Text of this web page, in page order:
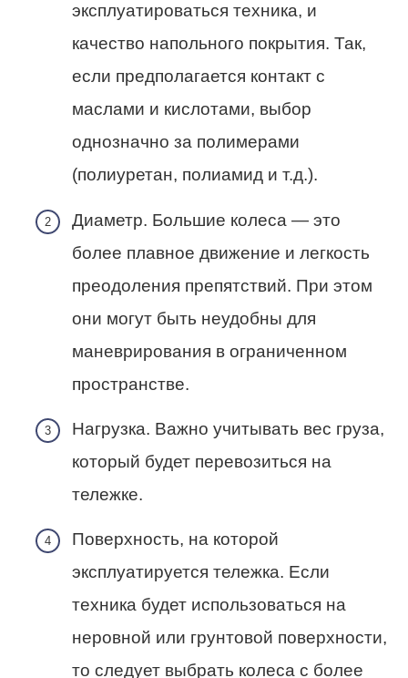
эксплуатироваться техника, и
качество напольного покрытия. Так,
если предполагается контакт с
маслами и кислотами, выбор
однозначно за полимерами
(полиуретан, полиамид и т.д.).
Диаметр. Большие колеса — это
более плавное движение и легкость
преодоления препятствий. При этом
они могут быть неудобны для
маневрирования в ограниченном
пространстве.
Нагрузка. Важно учитывать вес груза,
который будет перевозиться на
тележке.
Поверхность, на которой
эксплуатируется тележка. Если
техника будет использоваться на
неровной или грунтовой поверхности,
то следует выбрать колеса с более